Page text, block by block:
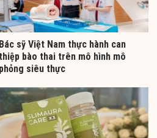
Bác sỹ Việt Nam thực hành can
thiệp bào thai trên mô hình mô
phỏng siêu thực